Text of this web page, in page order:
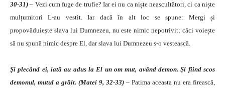
30-31)– Vezi cum fuge de trufie? Iar ei nu ca niște neascultători, ci ca niște
mulțumitori L-au vestit. Iar dacă în alt loc se spune: Mergi și
propovăduiește slava lui Dumnezeu, nu este nimic nepotrivit; căci voiește
să nu spună nimic despre El, dar slava lui Dumnezeu s-o vestească.
Şi plecând ei, iată au adus la El un om mut, având demon. Şi fiind scos
demonul, mutul a grăit. (Matei 9, 32-33) – Patima aceasta nu era firească,